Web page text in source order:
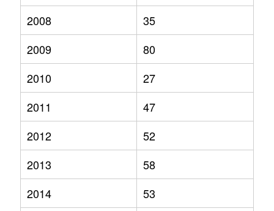
2008
35
2009
80
2010
27
2011
47
2012
52
2013
58
2014
53